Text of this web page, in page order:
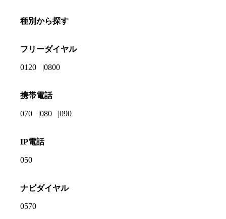
種別から探す
フリーダイヤル
0120 0800
携帯電話
070 080 090
IP電話
050
ナビダイヤル
0570